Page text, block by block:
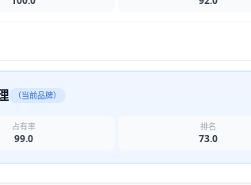
（当前品牌）
占有率
99.0
排名
73.0